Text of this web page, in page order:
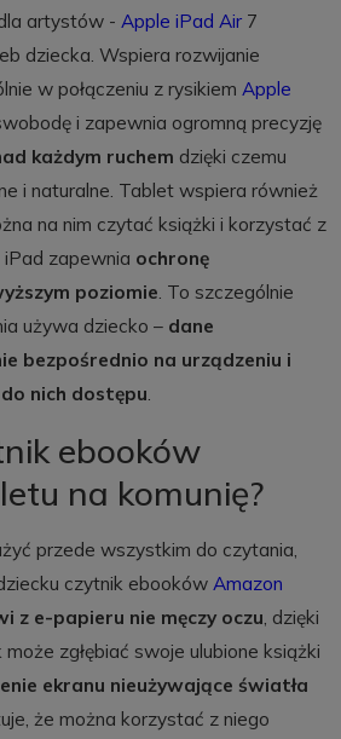
artystów - Apple iPad Air7
dziecka. Wspiera rozwijanie
w połączeniu z rysikiem Apple
i zapewnia ogromną precyzję
każdym ruchem dzięki czemu
i naturalne. Tablet wspiera również
na nim czytać książki i korzystać z
iPad zapewnia ochronę
poziomie. To szczególnie
używa dziecko – dane
bezpośrednio na urządzeniu i
nich dostępu.
ebooków
na komunię?
przede wszystkim do czytania,
czytnik ebooków Amazon
z e-papieru nie męczy oczu , dzięki
zgłębiać swoje ulubione książki
ekranu nieużywające światła
że można korzystać z niego